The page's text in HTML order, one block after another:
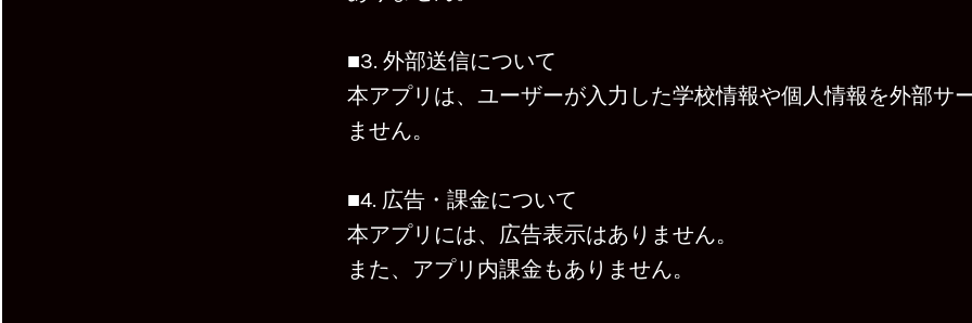
■3. 外部送信について
本アプリは、ユーザーが入力した学校情報や個人情報を外部サ
ません。
■4. 広告・課金について
本アプリには、広告表示はありません。
また、アプリ内課金もありません。